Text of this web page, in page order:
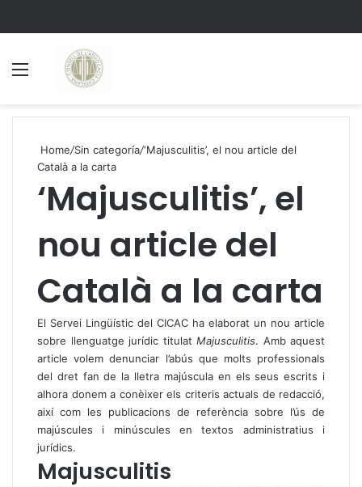
Home/Sin categoría/‘Majusculitis’, el nou article del
Català a la carta
‘Majusculitis’, el
nou article del
Català a la carta
El Servei Lingüístic del CICAC ha elaborat un nou article
sobre llenguatge jurídic titulat Majusculitis. Amb aquest
article volem denunciar l’abús que molts professionals
del dret fan de la lletra majúscula en els seus escrits i
alhora donem a conèixer els criteris actuals de redacció,
així com les publicacions de referència sobre l’ús de
majúscules i minúscules en textos administratius i
jurídics.
Majusculitis